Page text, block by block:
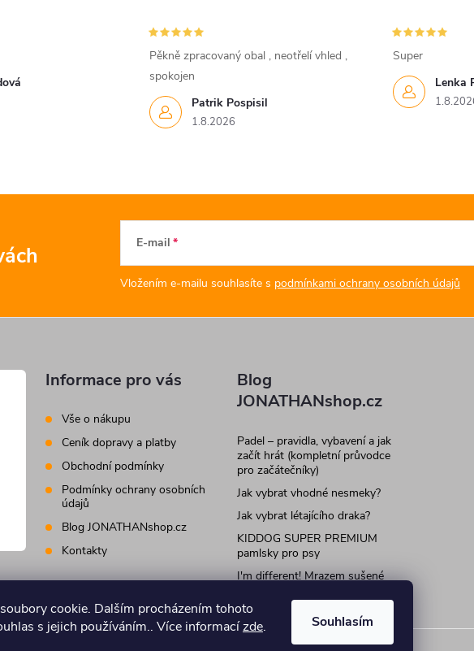
cookie. Dalším procházením tohoto
s jejich používáním.. Více informacízde. Souhlasím
Patrik Pospisil
1.8.2026
Pěkně zpracovaný obal , neotřelí vhled ,
spokojen
Lenka
Super
E-mail
Vložením e-mailu souhlasíte s podmínkami ochrany osobních údajů
Informace pro vás
Vše o nákupu
Ceník dopravy a platby
Obchodní podmínky
Podmínky ochrany osobních
údajů
Blog JONATHANshop.cz
Kontakty
Blog
JONATHANshop.cz
Padel – pravidla, vybavení a jak
začít hrát (kompletní průvodce
pro začátečníky)
Jak vybrat vhodné nesmeky?
Jak vybrat létajícího draka?
KIDDOG SUPER PREMIUM
pamlsky pro psy
I'm different! Mrazem sušené
kočky